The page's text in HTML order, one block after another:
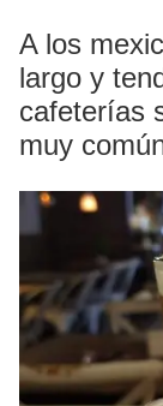
A los
largo y
cafeterías
muy